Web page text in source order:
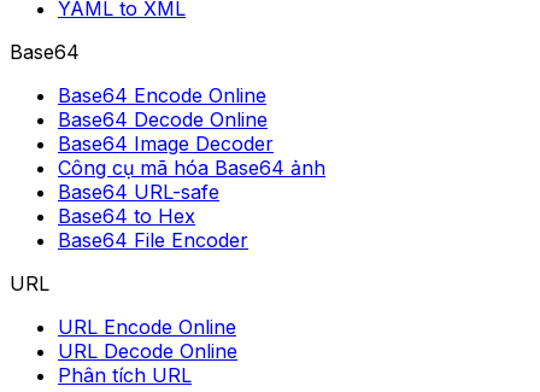
YAML to XML
Base64
Base64 Encode Online
Base64 Decode Online
Base64 Image Decoder
Công cụ mã hóa Base64 ảnh
Base64 URL-safe
Base64 to Hex
Base64 File Encoder
URL
URL Encode Online
URL Decode Online
Phân tích URL